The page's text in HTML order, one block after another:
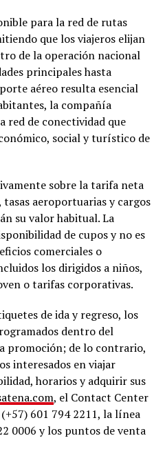
para la red de rutas
que los viajeros elijan
de la operación nacional
principales hasta
aéreo resulta esencial
la compañía
red de conectividad que
social y turístico de
sobre la tarifa neta
aeroportuarias y cargos
su valor habitual. La
de cupos y no es
comerciales o
los dirigidos a niños,
o tarifas corporativas.
de ida y regreso, los
dentro del
promoción; de lo contrario,
interesados en viajar
horarios y adquirir sus
, el Contact Center
601 794 2211, la línea
0006 y los puntos de venta